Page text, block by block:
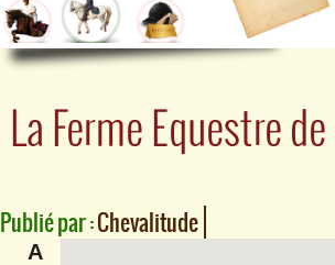
La Ferme Equestre
Publié par :Chevalitude
A